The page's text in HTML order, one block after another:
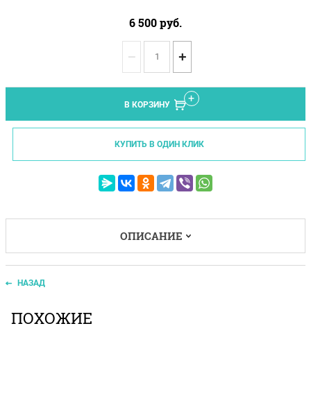
6 500руб.
− +
В КОРЗИНУ
КУПИТЬ В ОДИН КЛИК
ОПИСАНИЕ
НАЗАД
ПОХОЖИЕ